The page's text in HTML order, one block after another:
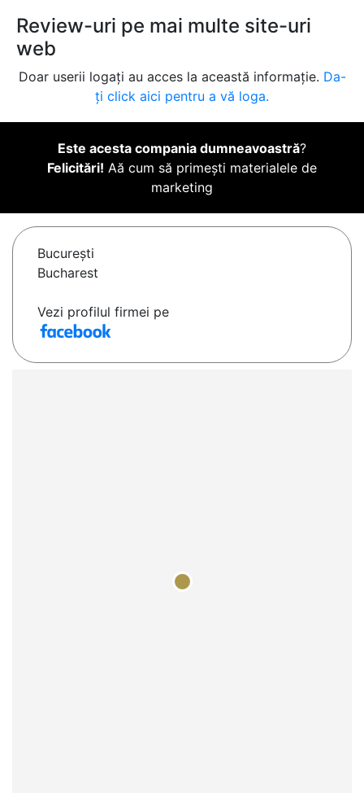
Review-uri pe mai multe site-uri
web
Doar userii logați au acces la această informație. Da-
ți click aici pentru a vă loga.
Este acesta compania dumneavoastră?
Felicitări! Aă cum să primești materialele de
marketing
Bucureşti
Bucharest
Vezi profilul firmei pe